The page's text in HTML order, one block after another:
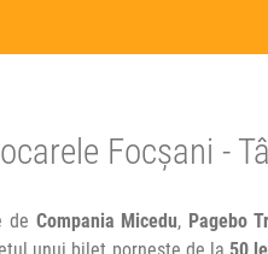
Focșani -
de Compania Micedu, Pagebo